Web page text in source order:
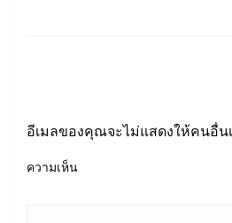
อีเมลของคุณจะไม่แสดงให้คนอื่น
ความเห็น